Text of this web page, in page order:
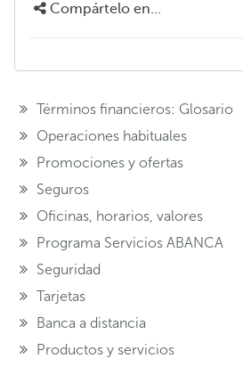
Compártelo en...
Términos financieros: Glosario
Operaciones habituales
Promociones y ofertas
Seguros
Oficinas, horarios, valores
Programa Servicios ABANCA
Seguridad
Tarjetas
Banca a distancia
Productos y servicios